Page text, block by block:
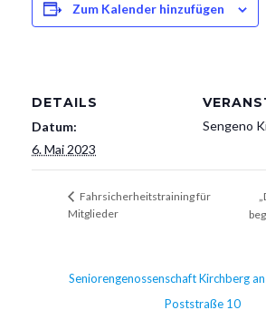
Zum Kalender hinzufügen
DETAILS
Datum:
6. Mai 2023
Sengeno
Fahrsicherheitstraining für
Mitglieder
Seniorengenossenschaft Kirchberg
Poststraße 10